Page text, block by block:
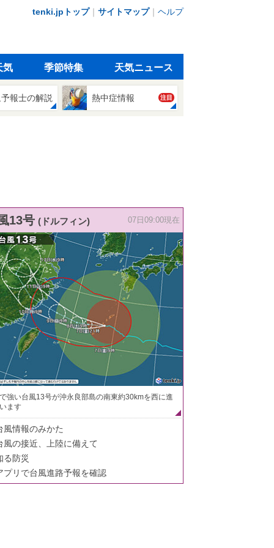
tenki.jpトップ｜ サイトマップ｜ ヘルプ
気 季節特集 天気ニュース
報士の解説 熱中症情報 注目
13号 (ドルフィン) 07日09:00現在
強い台風13号が沖永良部島の南東約30kmを西に進
ます
風情報のみかた
風の接近、上陸に備えて
る防災
プリで台風進路予報を確認